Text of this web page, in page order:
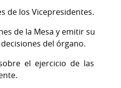
de los Vicepresidentes.
de la Mesa y emitir su
del órgano.
el ejercicio de las